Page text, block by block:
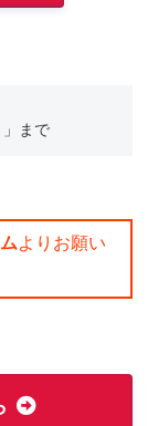
まで
よりお願い